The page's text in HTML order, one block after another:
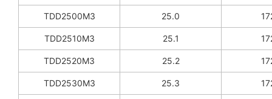
TDD2500M3 25.0
TDD2510M3 25.1
TDD2520M3 25.2
TDD2530M3 25.3